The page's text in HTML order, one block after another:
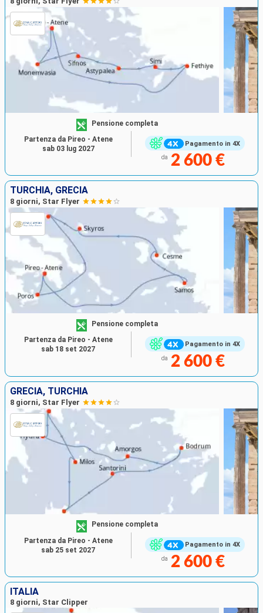
Pagamento in 4X
Pensione completa
da 2 600 €
Partenza da Pireo - Atene
sab 03 lug 2027
TURCHIA, GRECIA
8 giorni, Star Flyer
Pagamento in 4X
Pensione completa
da 2 600 €
Partenza da Pireo - Atene
sab 18 set 2027
GRECIA, TURCHIA
8 giorni, Star Flyer
Pagamento in 4X
Pensione completa
da 2 600 €
Partenza da Pireo - Atene
sab 25 set 2027
ITALIA
8 giorni, Star Clipper